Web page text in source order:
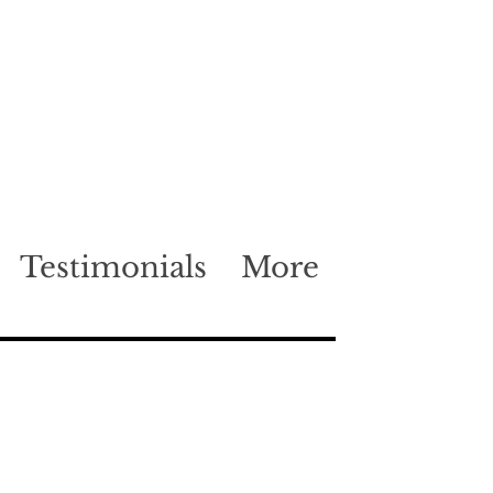
Testimonials More